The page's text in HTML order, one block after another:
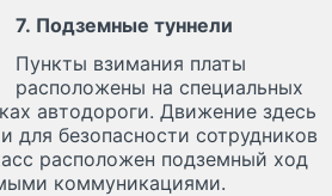
7. Подземные туннели
Пункты взимания платы
расположены на специальных
автодороги. Движение здесь
для безопасности сотрудников
расположен подземный ход
коммуникациями.